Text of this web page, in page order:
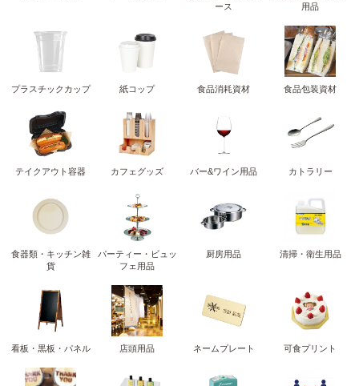
ース
用品
プラスチックカップ 紙コップ 食品消耗資材 食品包装資材
テイクアウト容器 カフェグッズ バー&ワイン用品 カトラリー
食器類・キッチン雑
貨
パーティー・ビュッ
フェ用品
厨房用品 清掃・衛生用品
看板・黒板・パネル 店頭用品 ネームプレート 可食プリント